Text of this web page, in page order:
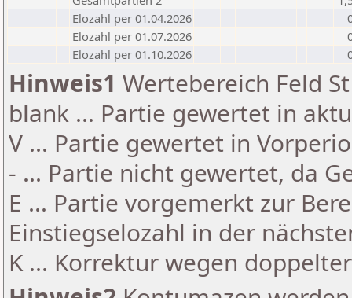
Elozahl per 01.04.2026
Elozahl per 01.07.2026
Elozahl per 01.10.2026
Hinweis1 Wertebereich Feld
blank ... Partie gewertet in
V ... Partie gewertet in
- ... Partie nicht gewertet, da
E ... Partie vorgemerkt zur
Einstiegselozahl in der
K ... Korrektur wegen